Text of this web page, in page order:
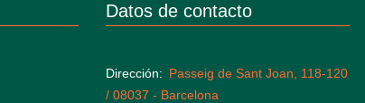
Datos de contacto
Dirección
Passeig de Sant Joan, 118-120
/ 08037 - Barcelona